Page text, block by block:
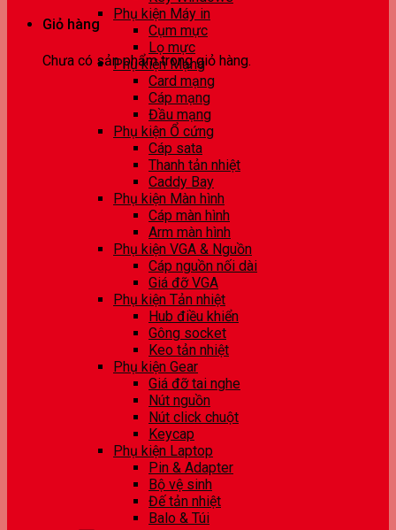
Giỏ hàng
Chưa có sản phẩm trong giỏ hàng.
Phụ kiện Máy in
Cụm mực
Lọ mực
Phụ kiện Mạng
Card mạng
Cáp mạng
Đầu mạng
Phụ kiện Ổ cứng
Cáp sata
Thanh tản nhiệt
Caddy Bay
Phụ kiện Màn hình
Cáp màn hình
Arm màn hình
Phụ kiện VGA & Nguồn
Cáp nguồn nối dài
Giá đỡ VGA
Phụ kiện Tản nhiệt
Hub điều khiển
Gông socket
Keo tản nhiệt
Phụ kiện Gear
Giá đỡ tai nghe
Nút nguồn
Nút click chuột
Keycap
Phụ kiện Laptop
Pin & Adapter
Bộ vệ sinh
Đế tản nhiệt
Balo & Túi